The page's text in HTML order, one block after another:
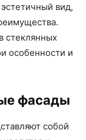
вид,
стеклянных
особенности и
фасады
собой